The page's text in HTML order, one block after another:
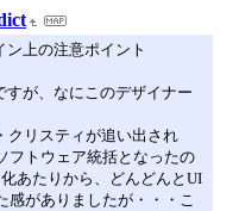
ン上の注意ポイント
すが、なにこのデザイナー
クリスティが追い出され
フトウェア統括となったの
あたりから、どんどんとUI
感がありましたが・・・こ